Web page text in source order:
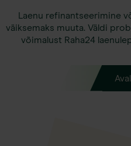
Laenu refinantseerimine
väiksemaks muuta. Väldi
võimalust Raha24